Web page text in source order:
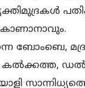
കാണാനാവും.
ബോംബെ,
കല്‍ക്കത്ത,